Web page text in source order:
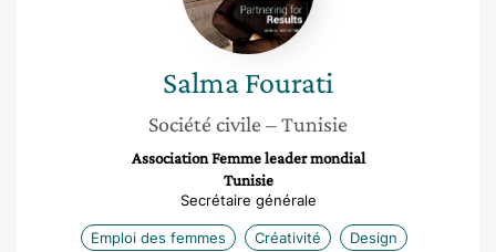
SalmaFourati
Société civile – Tunisie
Association Femme leader mondial
Tunisie
Secrétaire générale
Emploi des femmes Créativité Design